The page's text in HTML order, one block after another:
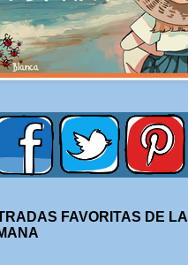
FAVORITAS DE LA